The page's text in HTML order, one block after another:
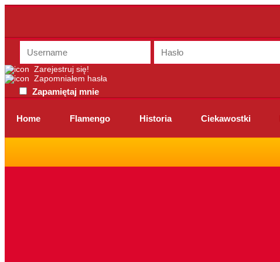
Zarejestruj się!
Zapomniałem hasła
Zapamiętaj mnie
Home Flamengo Historia Ciekawostki